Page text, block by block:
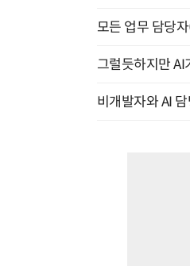
모든 업무 담당
그럴듯하지만
비개발자와 AI